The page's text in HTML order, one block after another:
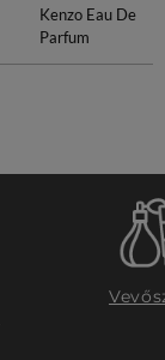
Kenzo Eau De
Parfum